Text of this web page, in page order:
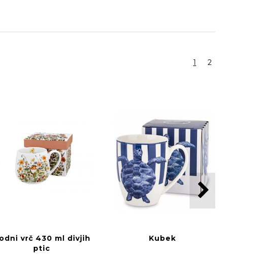
1 2
vrč 430 ml divjih
ptic
Kubek